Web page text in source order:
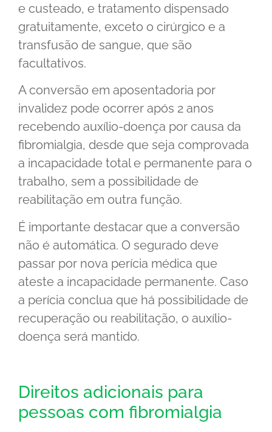
e custeado, e tratamento dispensado
gratuitamente, exceto o cirúrgico e a
transfusão de sangue, que são
facultativos.
A conversão em aposentadoria por
invalidez pode ocorrer após 2 anos
recebendo auxílio-doença por causa da
fibromialgia, desde que seja comprovada
a incapacidade total e permanente para o
trabalho, sem a possibilidade de
reabilitação em outra função.
É importante destacar que a conversão
não é automática. O segurado deve
passar por nova perícia médica que
ateste a incapacidade permanente. Caso
a perícia conclua que há possibilidade de
recuperação ou reabilitação, o auxílio-
doença será mantido.
Direitos adicionais para
pessoas com fibromialgia